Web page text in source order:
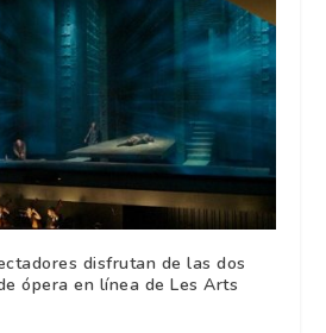
disfrutan de las dos
ópera en línea de Les Arts